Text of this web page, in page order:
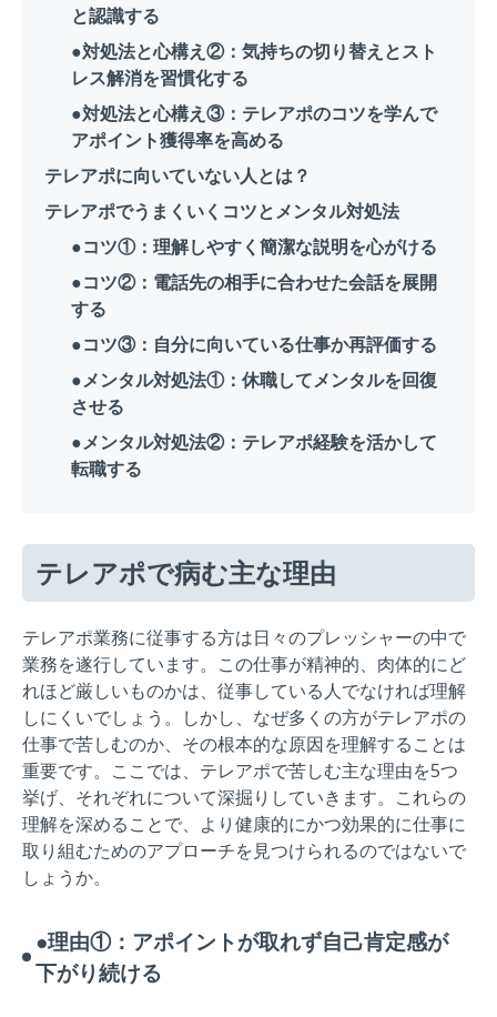
と認識する
●対処法と心構え②：気持ちの切り替えとスト
レス解消を習慣化する
●対処法と心構え③：テレアポのコツを学んで
アポイント獲得率を高める
テレアポに向いていない人とは？
テレアポでうまくいくコツとメンタル対処法
●コツ①：理解しやすく簡潔な説明を心がける
●コツ②：電話先の相手に合わせた会話を展開
する
●コツ③：自分に向いている仕事か再評価する
●メンタル対処法①：休職してメンタルを回復
させる
●メンタル対処法②：テレアポ経験を活かして
転職する
テレアポで病む主な理由
テレアポ業務に従事する方は日々のプレッシャーの中で
業務を遂行しています。この仕事が精神的、肉体的にど
れほど厳しいものかは、従事している人でなければ理解
しにくいでしょう。しかし、なぜ多くの方がテレアポの
仕事で苦しむのか、その根本的な原因を理解することは
重要です。ここでは、テレアポで苦しむ主な理由を5つ
挙げ、それぞれについて深掘りしていきます。これらの
理解を深めることで、より健康的にかつ効果的に仕事に
取り組むためのアプローチを見つけられるのではないで
しょうか。
●理由①：アポイントが取れず自己肯定感が
下がり続ける